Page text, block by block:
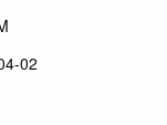
02